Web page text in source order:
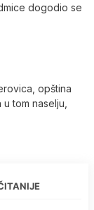
dogodio se
opština
tom naselju,